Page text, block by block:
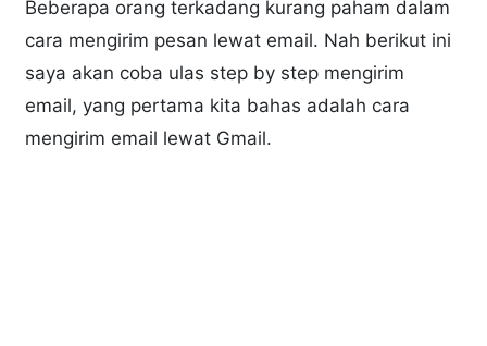
Beberapa orang terkadang kurang paham dalam
cara mengirim pesan lewat email. Nah berikut ini
saya akan coba ulas step by step mengirim
email, yang pertama kita bahas adalah cara
mengirim email lewat Gmail.